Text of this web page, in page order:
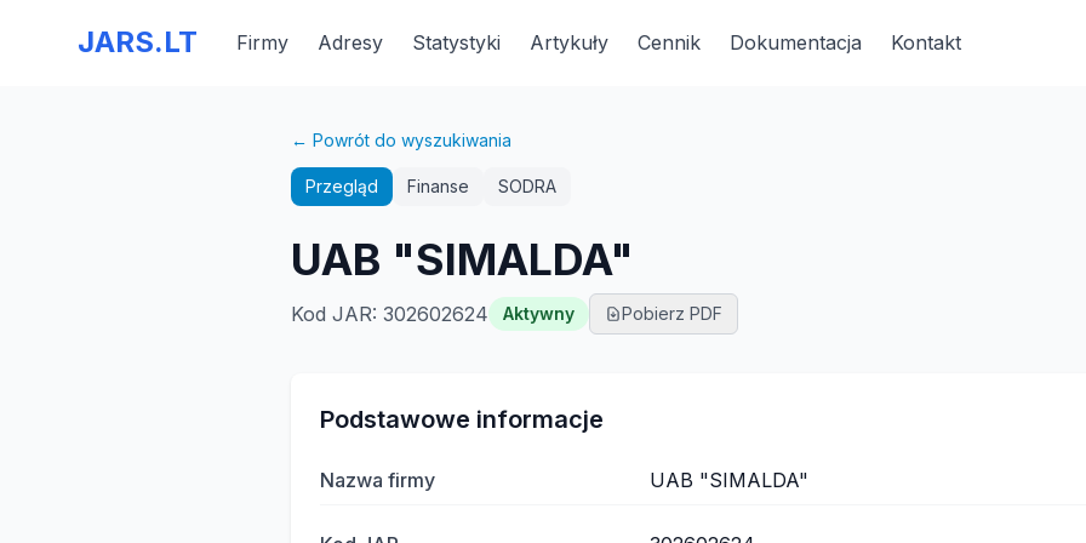
JARS.LT Firmy Adresy Statystyki Artykuły Cennik Dokumentacja Kontakt
← Powrót do wyszukiwania
Przegląd Finanse SODRA
UAB "SIMALDA"
Kod JAR: 302602624 Aktywny Pobierz PDF
Podstawowe informacje
Nazwa firmy UAB "SIMALDA"